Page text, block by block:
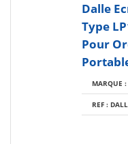
Dalle
Type
Pour
MARQUE :
REF :